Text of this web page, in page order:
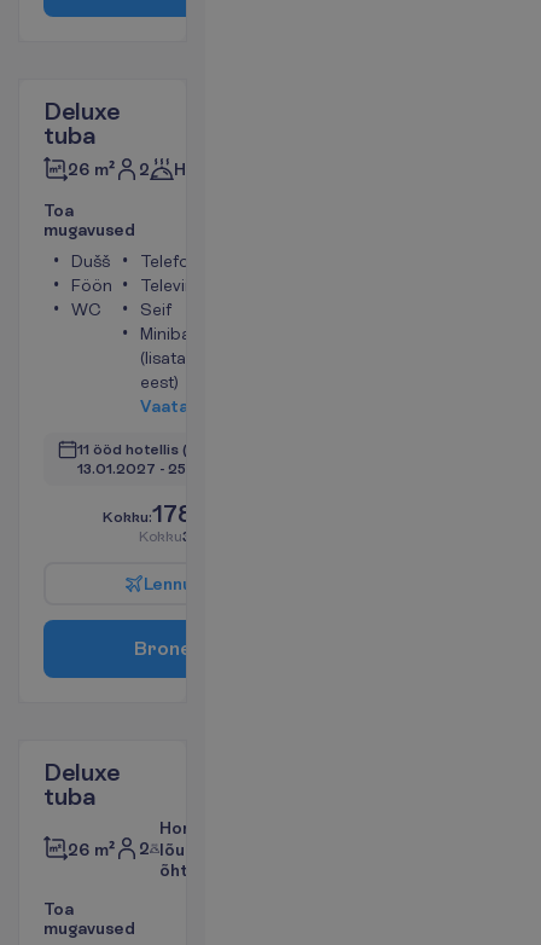
Deluxe
tuba
26 m² 2 Hommikusöök
Toa
mugavused
Dušš
Föön
WC
Telefon
Televiisor
Seif
Minibaar
(lisatasu
eest)
Vaata
11 ööd hotellis (12 ööd kokku)
13.01.2027 - 25.01.2027
Kokku:1785.00
Kokku3570.00
Lennu
Brone
Deluxe
tuba
26 m² 2
Hommiku-,
lõuna ja
õhtusöök
Toa
mugavused